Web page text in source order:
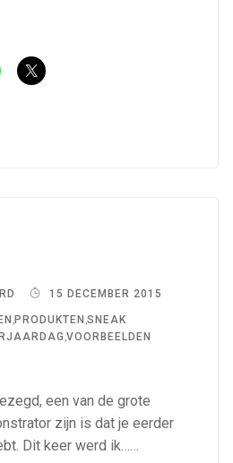
15 DECEMBER 2015
PRODUKTEN SNEAK
VOORBEELDEN
een van de grote
zijn is dat je eerder
Dit keer werd ik……